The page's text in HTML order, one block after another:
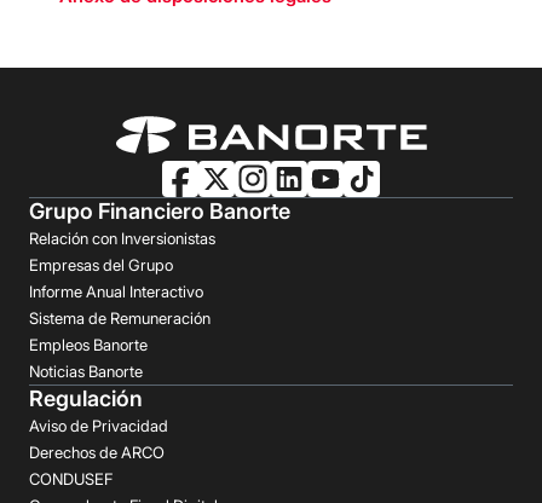
Grupo Financiero Banorte
Relación con Inversionistas
Empresas del Grupo
Informe Anual Interactivo
Sistema de Remuneración
Empleos Banorte
Noticias Banorte
Regulación
Aviso de Privacidad
Derechos de ARCO
CONDUSEF